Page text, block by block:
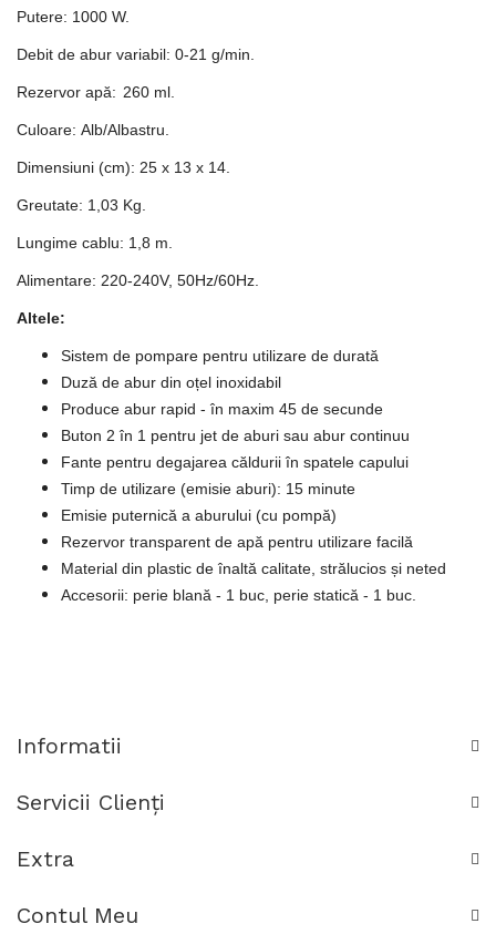
Putere: 1000 W.
Debit de abur variabil: 0-21 g/min.
Rezervor apă: 260 ml.
Culoare: Alb/Albastru.
Dimensiuni (cm): 25 x 13 x 14.
Greutate: 1,03 Kg.
Lungime cablu: 1,8 m.
Alimentare: 220-240V, 50Hz/60Hz.
Altele:
Sistem de pompare pentru utilizare de durată
Duză de abur din oțel inoxidabil
Produce abur rapid - în maxim 45 de secunde
Buton 2 în 1 pentru jet de aburi sau abur continuu
Fante pentru degajarea căldurii în spatele capului
Timp de utilizare (emisie aburi): 15 minute
Emisie puternică a aburului (cu pompă)
Rezervor transparent de apă pentru utilizare facilă
Material din plastic de înaltă calitate, strălucios și neted
Accesorii: perie blană - 1 buc, perie statică - 1 buc.
Informatii
Servicii Clienţi
Extra
Contul Meu